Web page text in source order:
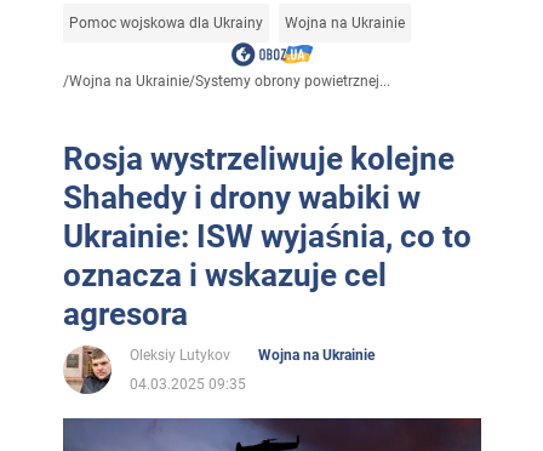
Pomoc wojskowa dla Ukrainy Wojna na Ukrainie
/Wojna na Ukrainie/Systemy obrony powietrznej...
Rosja wystrzeliwuje kolejne
Shahedy i drony wabiki w
Ukrainie: ISW wyjaśnia, co to
oznacza i wskazuje cel
agresora
Oleksiy Lutykov
Wojna na Ukrainie
04.03.2025 09:35